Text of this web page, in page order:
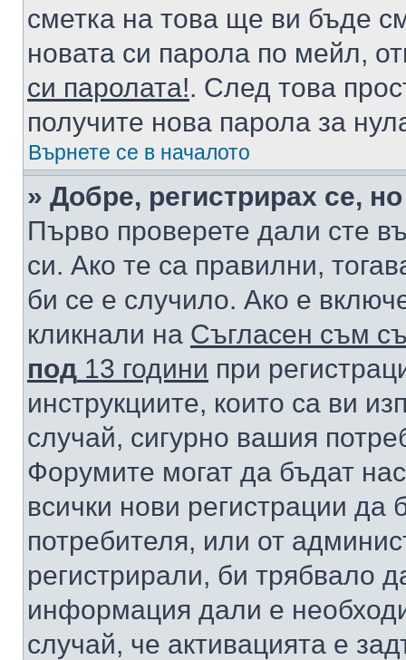
сметка на това ще ви бъде
новата си парола по мейл,
си паролата!. След това
получите нова парола за
Върнете се в началото
» Добре, регистрирах се,
Първо проверете дали сте
си. Ако те са правилни,
би се е случило. Ако е
кликнали на Съгласен съм
под 13 години при
инструкциите, които са ви
случай, сигурно вашия
Форумите могат да бъдат
всички нови регистрации да
потребителя, или от
регистрирали, би трябвало
информация дали е
случай, че активацията е